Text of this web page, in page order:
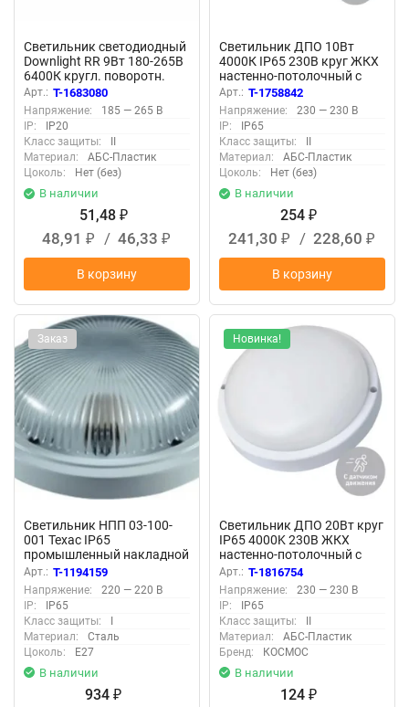
Светильник светодиодный
Downlight RR 9Вт 180-265В
6400К кругл. поворотн.
панель бел. КОСМОС
KDownRR9W6400K
Арт.: T-1683080
Напряжение:
185 — 265 В
IP:
IP20
Класс защиты:
Материал:
АБС-Пластик
Цоколь:
Нет (без)
В наличии
51,48 ₽
48,91 ₽ / 46,33 ₽
В корзину
Светильник ДПО 10Вт
4000К IP65 230В круг ЖКХ
настенно-потолочный с
сенсором КОСМОС
KOC_DPO10WR1S.4K
Арт.: T-1758842
Напряжение:
230 — 230 В
IP:
IP65
Класс защиты:
Материал:
АБС-Пластик
Цоколь:
Нет (без)
В наличии
254 ₽
241,30 ₽ / 228,60 ₽
В корзину
Заказ
Светильник НПП 03-100-
001 Техас IP65
промышленный накладной
поликарбонат Владасвет
10117
Арт.: T-1194159
Напряжение:
220 — 220 В
IP:
IP65
Класс защиты:
I
Материал:
Сталь
Цоколь:
E27
В наличии
934 ₽
Новинка!
Светильник ДПО 20Вт круг
IP65 4000K 230В ЖКХ
настенно-потолочный с
оптико-акустич. датчиком
КОСМОС
KOC_DPO20WR1OA.4K
Арт.: T-1816754
Напряжение:
230 — 230 В
IP:
IP65
Класс защиты:
II
Материал:
АБС-Пластик
Бренд:
КОСМОС
В наличии
124 ₽